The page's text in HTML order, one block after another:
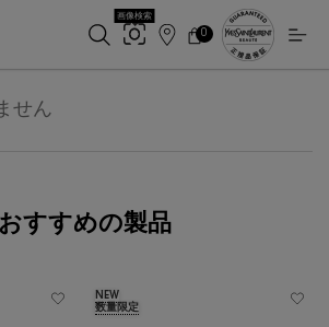
画像検索
店
カ
0
0 カート内の製品
せん
おすすめの製品
NEW
数量限定